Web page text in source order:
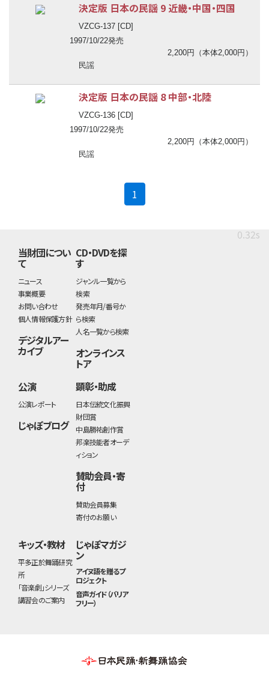
決定版 日本の民謡 9 近畿・中国・四国
VZCG-137 [CD]
1997/10/22発売
2,200円（本体2,000円）
民謡
決定版 日本の民謡 8 中部・北陸
VZCG-136 [CD]
1997/10/22発売
2,200円（本体2,000円）
民謡
1
0.32s
当財団につい
て
ニュース
事業概要
お問い合わせ
個人情報保護方針
デジタルアー
カイブ
CD・DVDを探
す
ジャンル一覧から
検索
発売年月/番号か
ら検索
人名一覧から検索
オンラインス
トア
公演
公演レポート
じゃぽブログ
顕彰・助成
日本伝統文化振興
財団賞
中島勝祐創作賞
邦楽技能者オーデ
ィション
賛助会員・寄
付
賛助会員募集
寄付のお願い
キッズ・教材
平多正於舞踊研究
所
「音楽劇」シリーズ
講習会のご案内
じゃぽマガジ
ン
アイヌ語を贈るプ
ロジェクト
音声ガイド（バリア
フリー）